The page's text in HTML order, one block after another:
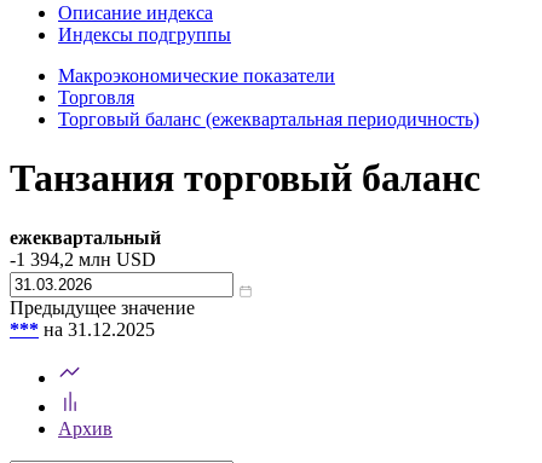
Описание индекса
Индексы подгруппы
Макроэкономические показатели
Торговля
Торговый баланс (ежеквартальная периодичность)
Танзания торговый баланс
ежеквартальный
-1 394,2 млн USD
Предыдущее значение
*** на 31.12.2025
Архив